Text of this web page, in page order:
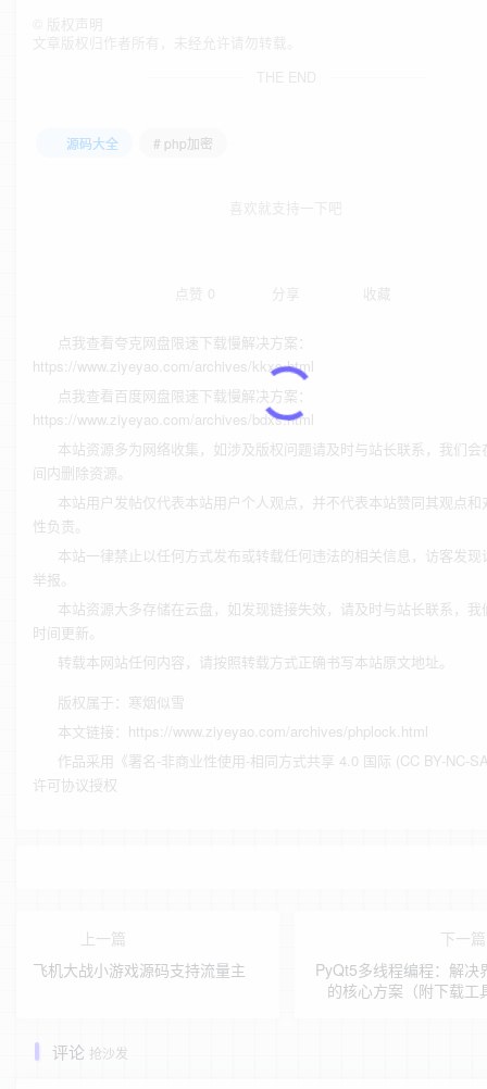
源码大全 # php加密
点赞 0 分享 收藏
点我查看夸克网盘限速下载慢解决方案：
https://www.ziyeyao.com/archives/kkxs.html
点我查看百度网盘限速下载慢解决方案：
https://www.ziyeyao.com/archives/bdxs.html
本站资源多为网络收集，如涉及版权问题请及时与站长联系，我们会
间内删除资源。
本站用户发帖仅代表本站用户个人观点，并不代表本站赞同其观点和
性负责。
本站一律禁止以任何方式发布或转载任何违法的相关信息，访客发现
举报。
本站资源大多存储在云盘，如发现链接失效，请及时与站长联系，我
时间更新。
转载本网站任何内容，请按照转载方式正确书写本站原文地址。
版权属于： 寒烟似雪
本文链接： https://www.ziyeyao.com/archives/phplock.html
作品采用
署名-非商业性使用-相同方式共享 4.0 国际 (CC BY-NC-
许可协议授权
上一篇
飞机大战小游戏源码支持流量主
下一
PyQt5多线程编程：解决
的核心方案（附下载工
评论 抢沙发